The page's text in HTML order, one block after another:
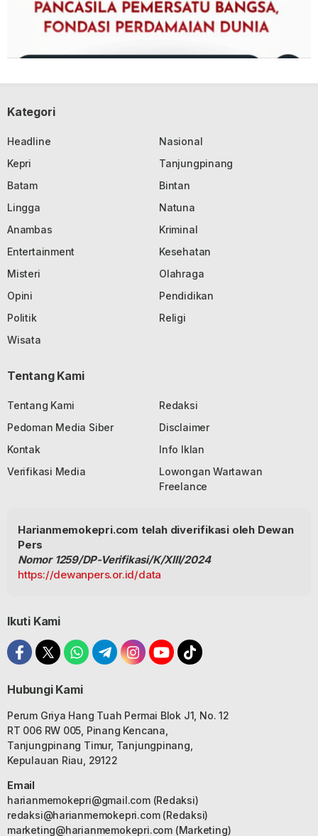
Kategori
Headline
Nasional
Kepri
Tanjungpinang
Batam
Bintan
Lingga
Natuna
Anambas
Kriminal
Entertainment
Kesehatan
Misteri
Olahraga
Opini
Pendidikan
Politik
Religi
Wisata
Tentang Kami
Tentang Kami
Redaksi
Pedoman Media Siber
Disclaimer
Kontak
Info Iklan
Verifikasi Media
Lowongan Wartawan
Freelance
Harianmemokepri.com telah diverifikasi oleh Dewan
Pers
Nomor 1259/DP-Verifikasi/K/XIII/2024
https://dewanpers.or.id/data
Ikuti Kami
Hubungi Kami
Perum Griya Hang Tuah Permai Blok J1, No. 12
RT 006 RW 005, Pinang Kencana,
Tanjungpinang Timur, Tanjungpinang,
Kepulauan Riau, 29122
Email
harianmemokepri@gmail.com(Redaksi)
redaksi@harianmemokepri.com(Redaksi)
marketing@harianmemokepri.com(Marketing)